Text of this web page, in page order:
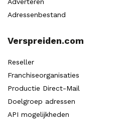
Adressenbestand
Verspreiden.com
Reseller
Franchiseorganisaties
Productie Direct-Mail
Doelgroep adressen
API mogelijkheden